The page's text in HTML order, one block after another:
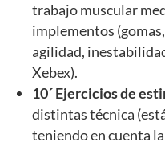
trabajo muscular
implementos
agilidad,
Xebex).
10´ Ejercicios de
distintas técnica
teniendo en cuenta